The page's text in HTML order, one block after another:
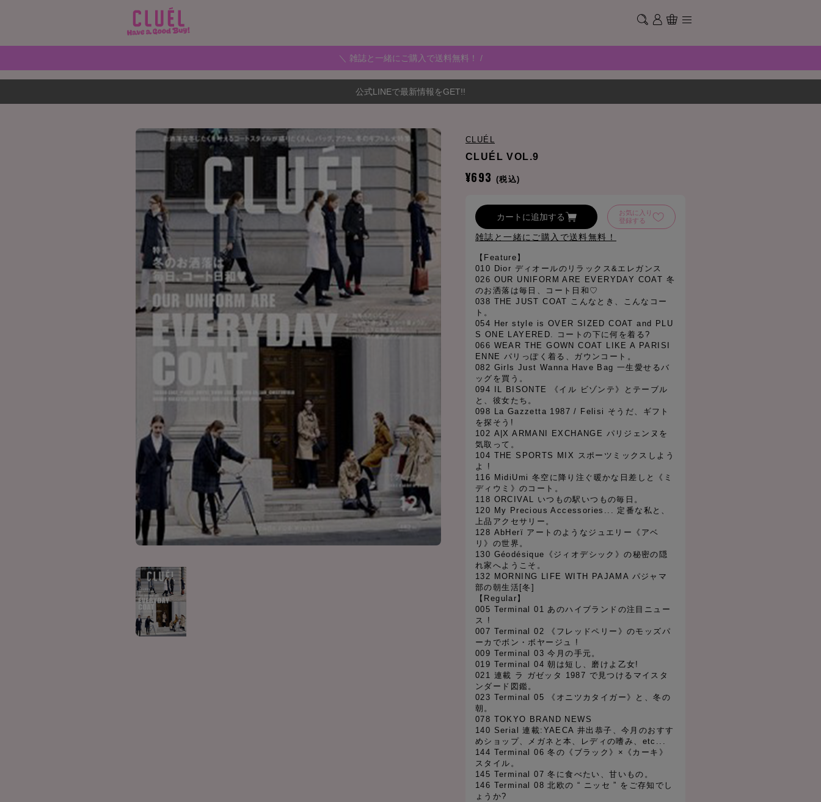
＼ 雑誌と一緒にご購入で送料無料！ /
公式LINEで最新情報をGET!!
CLUÉL
CLUÉL VOL.9
¥693 (税込)
カートに追加する
お気に入り
登録する
雑誌と一緒にご購入で送料無料！
【Feature】
010 Dior ディオールのリラックス&エレガンス
026 OUR UNIFORM ARE EVERYDAY COAT 冬
のお洒落は毎日、コート日和♡
038 THE JUST COAT こんなとき、こんなコー
ト。
054 Her style is OVER SIZED COAT and PLU
S ONE LAYERED. コートの下に何を着る?
066 WEAR THE GOWN COAT LIKE A PARISI
ENNE パリっぽく着る、ガウンコート。
082 Girls Just Wanna Have Bag 一生愛せるバ
ッグを買う。
094 IL BISONTE 《イル ビゾンテ》とテーブル
と、彼女たち。
098 La Gazzetta 1987 / Felisi そうだ、ギフト
を探そう!
102 A|X ARMANI EXCHANGE パリジェンヌを
気取って。
104 THE SPORTS MIX スポーツミックスしよう
よ !
116 MidiUmi 冬空に降り注ぐ暖かな日差しと《ミ
ディウミ》のコート。
118 ORCIVAL いつもの駅いつもの毎日。
120 My Precious Accessories... 定番な私と、
上品アクセサリー。
128 AbHerï アートのようなジュエリー《アベ
リ》の世界。
130 Géodésique《ジィオデシック》の秘密の隠
れ家へようこそ。
132 MORNING LIFE WITH PAJAMA パジャマ
部の朝生活[冬]
【Regular】
005 Terminal 01 あのハイブランドの注目ニュー
ス !
007 Terminal 02 《フレッドペリー》のモッズパ
ーカでボン・ボヤージュ !
009 Terminal 03 今月の手元。
019 Terminal 04 朝は短し、磨けよ乙女!
021 連載 ラ ガゼッタ 1987 で見つけるマイスタ
ンダード図鑑。
023 Terminal 05 《オニツカタイガー》と、冬の
朝。
078 TOKYO BRAND NEWS
140 Serial 連載:YAECA 井出恭子、今月のおすす
めショップ、メガネと本、レディの嗜み、etc...
144 Terminal 06 冬の《ブラック》×《カーキ》
スタイル。
145 Terminal 07 冬に食べたい、甘いもの。
146 Terminal 08 北欧の “ ニッセ ” をご存知でし
ょうか?